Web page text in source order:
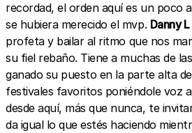
recordad, el orden aquí es un poco
se hubiera merecido el mvp. Danny
profeta y bailar al ritmo que nos
su fiel rebaño. Tiene a muchas de
ganado su puesto en la parte alta
festivales favoritos poniéndole voz
desde aquí, más que nunca, te
da igual lo que estés haciendo